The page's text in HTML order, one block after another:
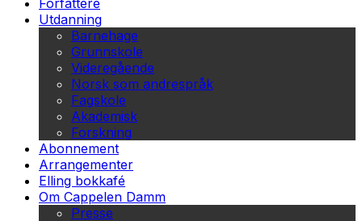
Forfattere
Utdanning
Barnehage
Grunnskole
Videregående
Norsk som andrespråk
Fagskole
Akademisk
Forskning
Abonnement
Arrangementer
Elling bokkafé
Om Cappelen Damm
Presse